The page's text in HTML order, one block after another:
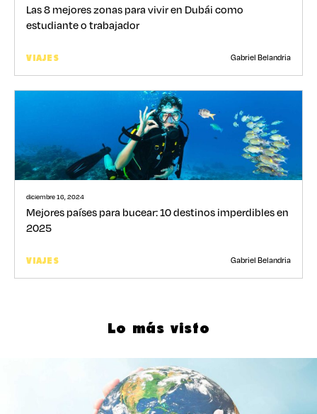
Las 8 mejores zonas para vivir en Dubái como
estudiante o trabajador
VIAJES Gabriel Belandria
diciembre 16, 2024
Mejores países para bucear: 10 destinos imperdibles en
2025
VIAJES Gabriel Belandria
Lo más visto